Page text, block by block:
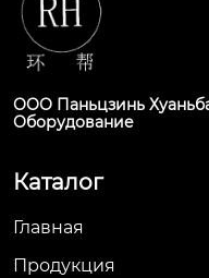
ООО Паньцзинь
Оборудование
Каталог
Главная
Продукция